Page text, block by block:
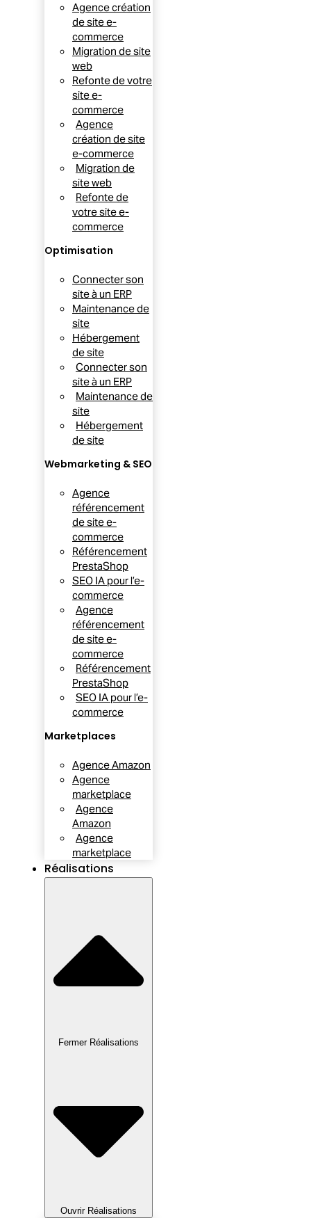
Agence création
de site e-
commerce
Migration de site
web
Refonte de votre
site e-
commerce
Agence
création de site
e-commerce
Migration de
site web
Refonte de
votre site e-
commerce
Optimisation
Connecter son
site à un ERP
Maintenance de
site
Hébergement
de site
Connecter son
site à un ERP
Maintenance de
site
Hébergement
de site
Webmarketing & SEO
Agence
référencement
de site e-
commerce
Référencement
PrestaShop
SEO IA pour l’e-
commerce
Agence
référencement
de site e-
commerce
Référencement
PrestaShop
SEO IA pour l’e-
commerce
Marketplaces
Agence Amazon
Agence
marketplace
Agence
Amazon
Agence
marketplace
Réalisations
Fermer Réalisations
Ouvrir Réalisations